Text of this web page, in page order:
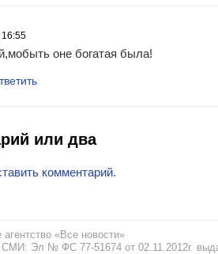
16:55
оне богатая была!
или два
комментарий.
«Все новости»
СМИ: Эл № ФС 77-51674 от 02.11.2012г.